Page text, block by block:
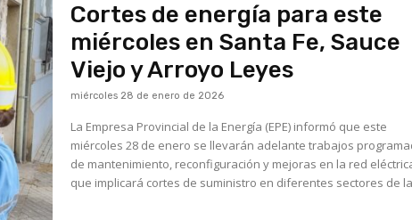
Cortes de energía para este
miércoles en Santa Fe, Sauce
Viejo y Arroyo Leyes
miércoles 28 de enero de 2026
La Empresa Provincial de la Energía (EPE) informó que este
miércoles 28 de enero se llevarán adelante trabajos
de mantenimiento, reconfiguración y mejoras en la red
que implicará cortes de suministro en diferentes sectores de